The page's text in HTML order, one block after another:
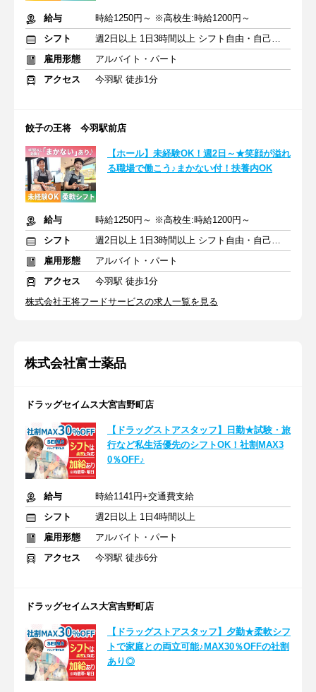
給与
時給1250円～ ※高校生:時給1200円～
シフト
週2日以上 1日3時間以上 シフト自由・自己申告
雇用形態
アルバイト・パート
アクセス
今羽駅 徒歩1分
餃子の王将 今羽駅前店
【ホール】未経験OK！週2日～★笑顔が溢れ
る職場で働こう♪まかない付！扶養内OK
給与
時給1250円～ ※高校生:時給1200円～
シフト
週2日以上 1日3時間以上 シフト自由・自己申告
雇用形態
アルバイト・パート
アクセス
今羽駅 徒歩1分
株式会社王将フードサービスの求人一覧を見る
株式会社富士薬品
ドラッグセイムス大宮吉野町店
【ドラッグストアスタッフ】日勤★試験・旅
行など私生活優先のシフトOK！社割MAX3
0％OFF♪
給与
時給1141円+交通費支給
シフト
週2日以上 1日4時間以上
雇用形態
アルバイト・パート
アクセス
今羽駅 徒歩6分
ドラッグセイムス大宮吉野町店
【ドラッグストアスタッフ】夕勤★柔軟シフ
トで家庭との両立可能♪MAX30％OFFの社割
あり◎